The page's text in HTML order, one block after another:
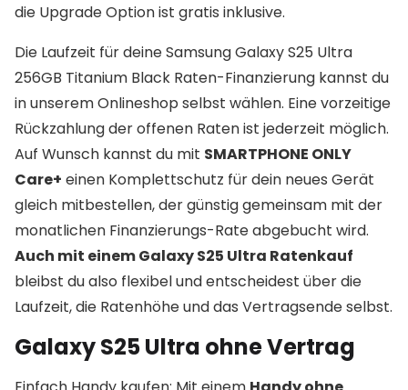
die Upgrade Option ist gratis inklusive.
Die Laufzeit für deine Samsung Galaxy S25 Ultra
256GB Titanium Black Raten-Finanzierung kannst du
in unserem Onlineshop selbst wählen. Eine vorzeitige
Rückzahlung der offenen Raten ist jederzeit möglich.
Auf Wunsch kannst du mit SMARTPHONE ONLY
Care+ einen Komplettschutz für dein neues Gerät
gleich mitbestellen, der günstig gemeinsam mit der
monatlichen Finanzierungs-Rate abgebucht wird.
Auch mit einem Galaxy S25 Ultra Ratenkauf
bleibst du also flexibel und entscheidest über die
Laufzeit, die Ratenhöhe und das Vertragsende selbst.
Galaxy S25 Ultra ohne Vertrag